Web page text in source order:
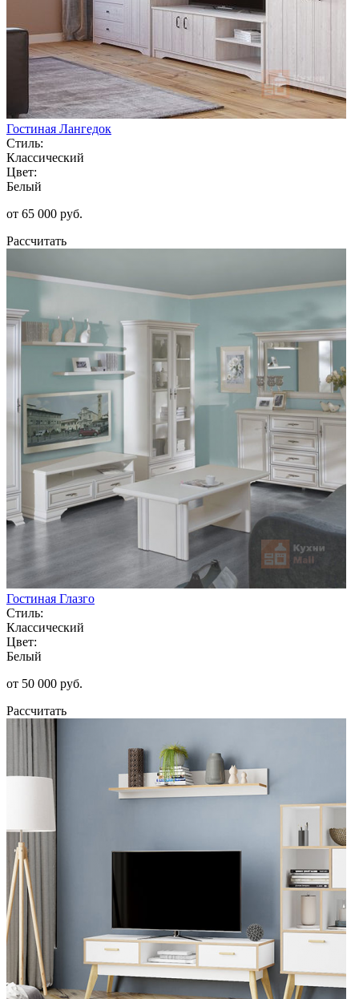
Гостиная Лангедок
Стиль:
Классический
Цвет:
Белый
от 65 000 руб.
Рассчитать
Гостиная Глазго
Стиль:
Классический
Цвет:
Белый
от 50 000 руб.
Рассчитать